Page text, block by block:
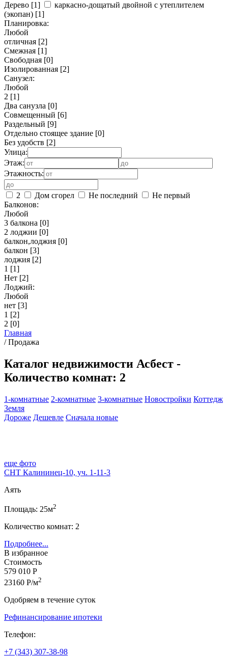
Дерево [1]
каркасно-дощатый двойной с утеплителем
(экопан) [1]
Планировка:
Любой
отличная [2]
Смежная [1]
Свободная [0]
Изолированная [2]
Санузел:
Любой
2 [1]
Два санузла [0]
Совмещенный [6]
Раздельный [9]
Отдельно стоящее здание [0]
Без удобств [2]
Улица:
Этаж:
Этажность:
2 Дом сгорел Не последний
Не первый
Балконов:
Любой
3 балкона [0]
2 лоджии [0]
балкон,лоджия [0]
балкон [3]
лоджия [2]
1 [1]
Нет [2]
Лоджий:
Любой
нет [3]
1 [2]
2 [0]
Главная
/Продажа
Каталог недвижимости Асбест -
Количество комнат: 2
1-комнатные 2-комнатные 3-комнатные Новостройки Коттедж
Земля
Дороже Дешевле Сначала новые
еще фото
СНТ Калининец-10, уч. 1-11-3
Аять
Площадь: 25м2
Количество комнат: 2
Подробнее...
В избранное
Стоимость
579 010 Р
23160 Р/м2
Одобряем в течение суток
Рефинансирование ипотеки
Телефон:
+7 (343) 307-38-98